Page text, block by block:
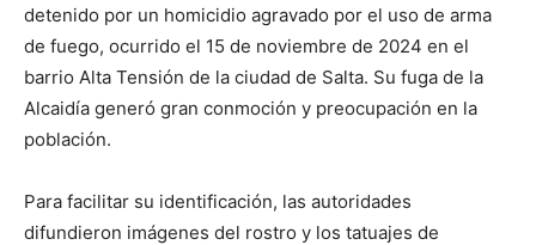
detenido por un homicidio agravado por el uso de arma
de fuego, ocurrido el 15 de noviembre de 2024 en el
barrio Alta Tensión de la ciudad de Salta. Su fuga de la
Alcaidía generó gran conmoción y preocupación en la
población.
Para facilitar su identificación, las autoridades
difundieron imágenes del rostro y los tatuajes de